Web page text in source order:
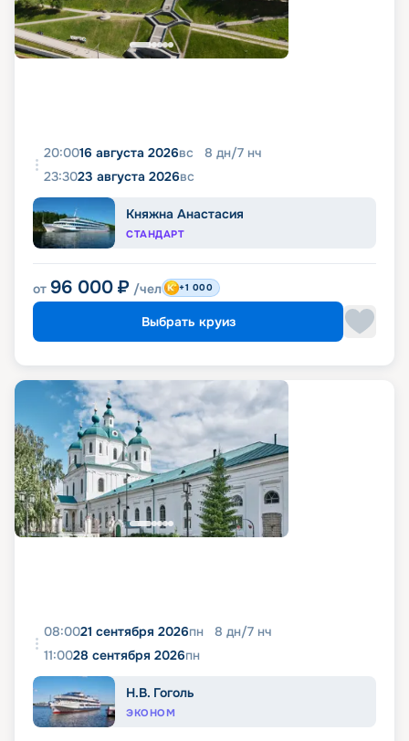
20:0016 августа 2026вс 8 дн/7 нч
23:3023 августа 2026вс
Княжна Анастасия
СТАНДАРТ
от 96 000 ₽ /чел +1 000
Выбрать круиз
08:0021 сентября 2026пн 8 дн/7 нч
11:0028 сентября 2026пн
Н.В. Гоголь
ЭКОНОМ